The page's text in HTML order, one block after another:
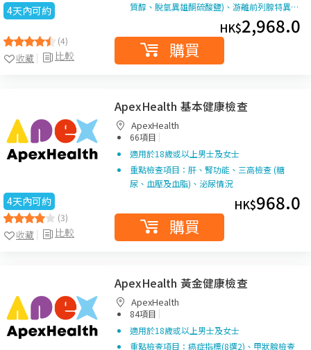
4天內可約
(4)
比較
收藏
質醇、脫氫異雄酮硫酸鹽)、游離前列腺特異…
HK$2,968.0
購買
4天內可約
(3)
比較
收藏
ApexHealth 基本健康檢查
ApexHealth
66項目 |
適用於18歲或以上男士及女士
重點檢查項目：肝、腎功能、三高檢查 (糖
尿、血壓及血脂)、泌尿情況
HK$968.0
購買
ApexHealth 黃金健康檢查
ApexHealth
84項目 |
適用於18歲或以上男士及女士
重點檢查項目：癌症指標(8選2)、甲狀腺檢查